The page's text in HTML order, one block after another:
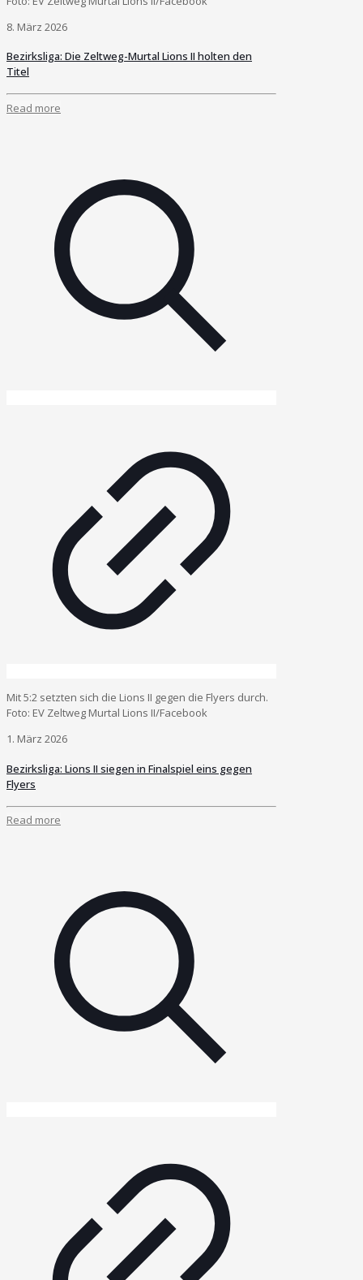
8. März 2026
Bezirksliga: Die Zeltweg-Murtal Lions II holten den
Titel
Read more
Mit 5:2 setzten sich die Lions II gegen die Flyers durch.
Foto: EV Zeltweg Murtal Lions II/Facebook
1. März 2026
Bezirksliga: Lions II siegen in Finalspiel eins gegen
Flyers
Read more